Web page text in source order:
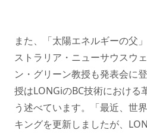
また、「太陽エネルギーの父
ストラリア・ニューサウスウ
ン・グリーン教授も発表会に
授はLONGiのBC技術における
う述べています。「最近、世
キングを更新しましたが、